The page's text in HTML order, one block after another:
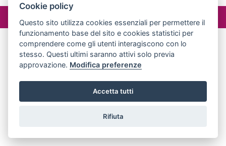
©2024 misterlex.it -
02029690472
Cookie policy
Questo sito utilizza cookies essenziali per permettere il
funzionamento base del sito e cookies statistici per
comprendere come gli utenti interagiscono con lo
stesso. Questi ultimi saranno attivi solo previa
approvazione. Modifica preferenze
Accetta tutti
Rifiuta